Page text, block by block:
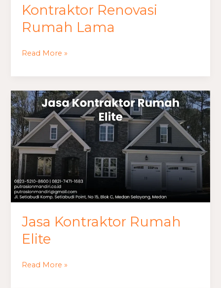
Kontraktor Renovasi
Rumah Lama
Read More »
Jasa Kontraktor Rumah
Elite
Jasa
Kontraktor
Rumah
Elite
Read More »